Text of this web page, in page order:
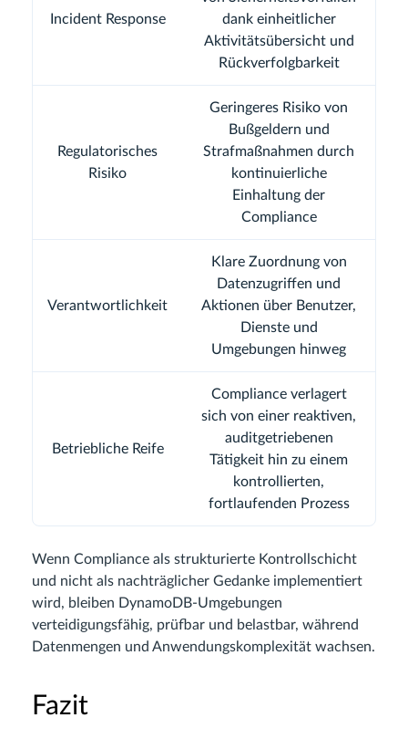
Incident Response
dank einheitlicher
Aktivitätsübersicht und
Rückverfolgbarkeit
Regulatorisches
Risiko
Geringeres Risiko von
Bußgeldern und
Strafmaßnahmen durch
kontinuierliche
Einhaltung der
Compliance
Verantwortlichkeit
Klare Zuordnung von
Datenzugriffen und
Aktionen über Benutzer,
Dienste und
Umgebungen hinweg
Betriebliche Reife
Compliance verlagert
sich von einer reaktiven,
auditgetriebenen
Tätigkeit hin zu einem
kontrollierten,
fortlaufenden Prozess
Wenn Compliance als strukturierte Kontrollschicht
und nicht als nachträglicher Gedanke implementiert
wird, bleiben DynamoDB-Umgebungen
verteidigungsfähig, prüfbar und belastbar, während
Datenmengen und Anwendungskomplexität wachsen.
Fazit